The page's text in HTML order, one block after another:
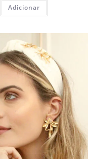
Adicionar